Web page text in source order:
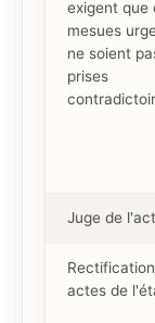
exigent que
mesues
ne soient
prises
Juge de
actes de